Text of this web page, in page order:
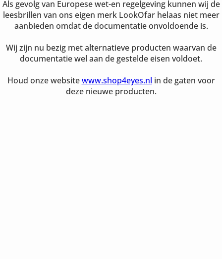
Als gevolg van Europese wet-en regelgeving kunnen wij de
leesbrillen van ons eigen merk LookOfar helaas niet meer
aanbieden omdat de documentatie onvoldoende is.
Wij zijn nu bezig met alternatieve producten waarvan de
documentatie wel aan de gestelde eisen voldoet.
Houd onze websitewww.shop4eyes.nl in de gaten voor
deze nieuwe producten.